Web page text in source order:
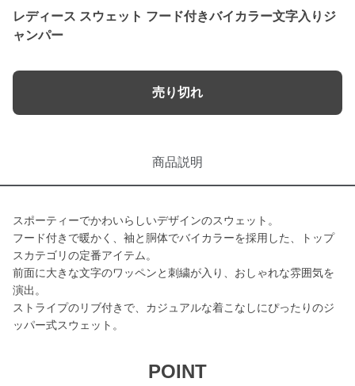
レディース スウェット フード付きバイカラー文字入りジ
ャンパー
売り切れ
商品説明
スポーティーでかわいらしいデザインのスウェット。
フード付きで暖かく、袖と胴体でバイカラーを採用した、トップ
スカテゴリの定番アイテム。
前面に大きな文字のワッペンと刺繍が入り、おしゃれな雰囲気を
演出。
ストライプのリブ付きで、カジュアルな着こなしにぴったりのジ
ッパー式スウェット。
POINT